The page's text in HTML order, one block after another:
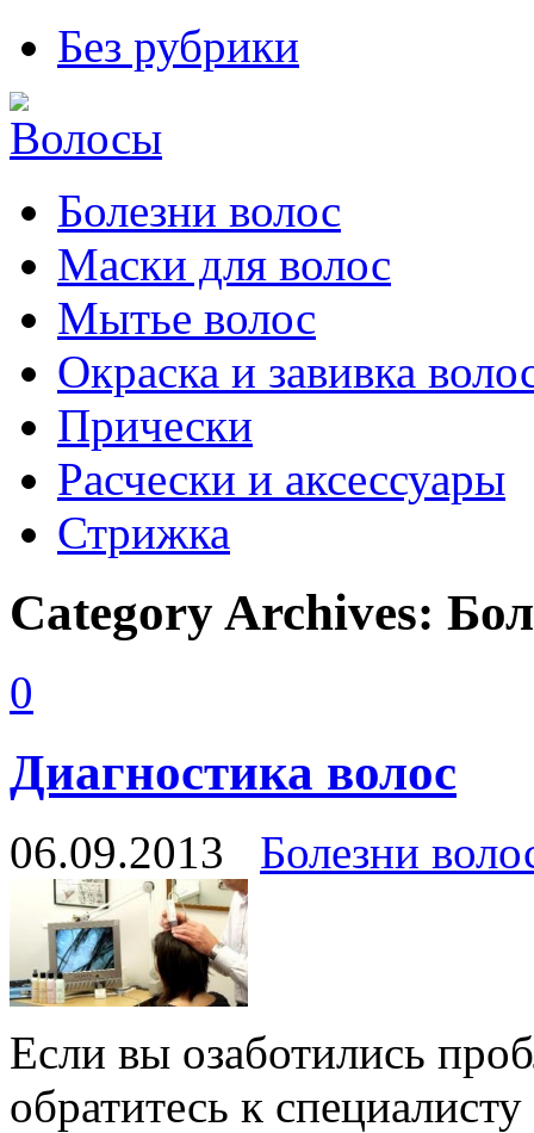
Без рубрики
Болезни волос
Маски для волос
Мытье волос
Окраска и завивка
Прически
Расчески и аксессуары
Стрижка
Category Archives:
0
Диагностика волос
06.09.2013 Болезни
Если вы озаботились
обратитесь к